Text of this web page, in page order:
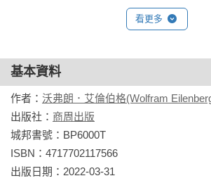
本書追尋這幾位思想家的腳步，細細回溯
重建這四位知識分子的連結，呈現出「狂
一起漫步於巴黎的拱廊街之下，和海德格一
森林小木屋旁的杉樹呼號，以及和卡西勒
堡之間。
回首這一路，哲學家們論及婚嫁、埋葬愛
最重要的是，這些都攸關我們對於「存在」
生而為人的定義，四位哲學家都各自給出了
看更多
基本資料
作者： 沃弗朗．艾倫伯格(Wolfram
出版社： 商周出版
城邦書號：BP6000T
ISBN：4717702117566
出版日期：2022-03-31